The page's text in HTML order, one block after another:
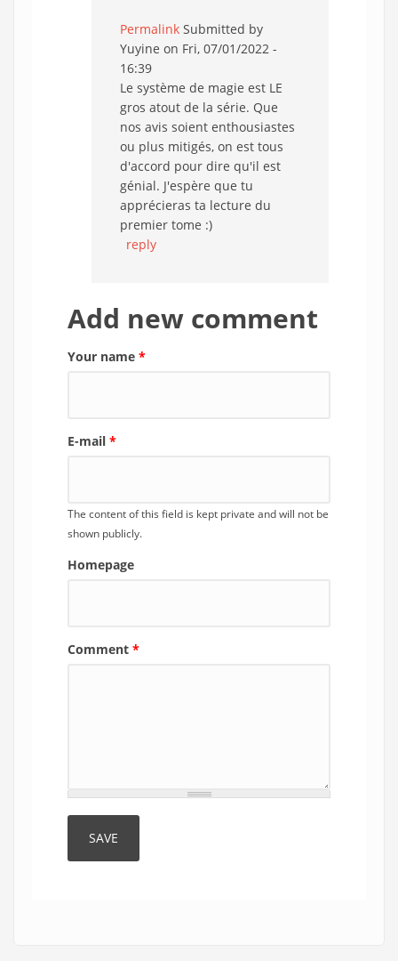
Permalink Submitted by
Yuyine on Fri, 07/01/2022 -
16:39
Le système de magie est LE
gros atout de la série. Que
nos avis soient enthousiastes
ou plus mitigés, on est tous
d'accord pour dire qu'il est
génial. J'espère que tu
apprécieras ta lecture du
premier tome :)
reply
Add new comment
Your name *
E-mail *
The content of this field is kept private and will not be
shown publicly.
Homepage
Comment *